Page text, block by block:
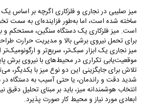
میز صلیبی در نجاری و فلزکاری اگرچه بر اساس
ساخته شده است، اما به‌طور فزاینده‌ای به سمت
است. میز فلزکاری یک دستگاه سنگین، مستحکم
برای تحمل نیروی برشی بالا و مدیریت حرارت
میز نجاری یک ابزار سبک‌تر، سریع‌تر و
موقعیت‌یابی تکراری در محیط‌های با نیروی برش
تلاش برای جایگزینی این دو نوع میز با یکدیگر،
شدید دقت و راندمان، یا حتی آسیب به دستگاه
انتخاب هوشمندانه میز، باید بر مبنای تحلیل
ابعادی مورد نیاز و محیط کار صورت پذیرد.